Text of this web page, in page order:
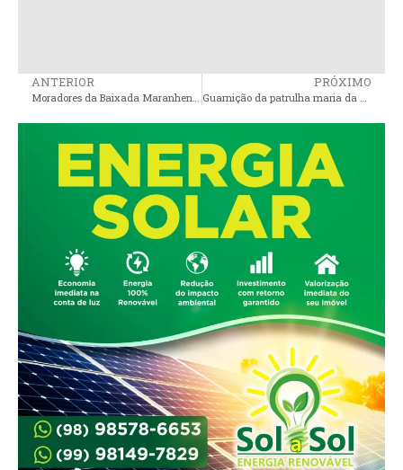
ANTERIOR
Moradores da Baixada Maranhense Interditam MA 106 em Protesto por Melhorias
PRÓXIMO
Guarnição da patrulha maria da penha prende indivíduo por violência doméstica e apreende arma de fogo em Pinheiro